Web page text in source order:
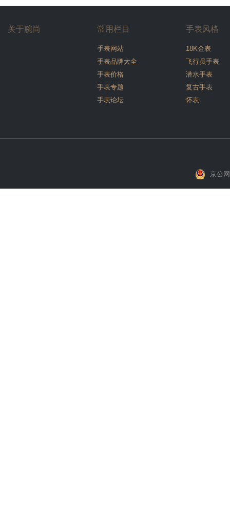
关于腕尚 常用栏目
手表网站
手表品牌大全
手表价格
手表专题
手表论坛
手表风格
18K金表
飞行员手表
潜水手表
复古手表
怀表
京公